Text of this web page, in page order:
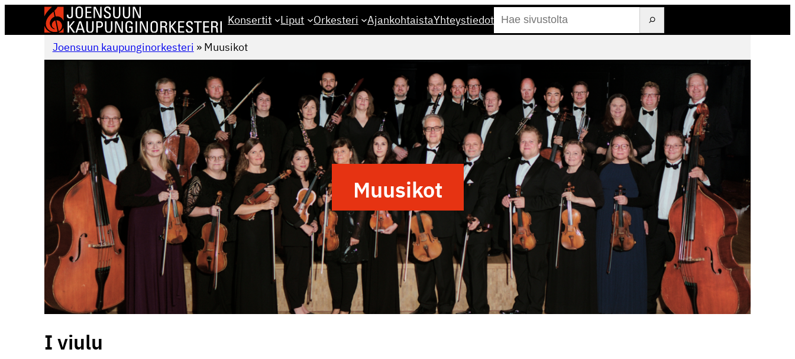
sisältöön
Konsertit Liput Orkesteri AjankohtaistaYhteystiedot Etsi
Joensuun kaupunginorkesteri » Muusikot
Muusikot
I viulu